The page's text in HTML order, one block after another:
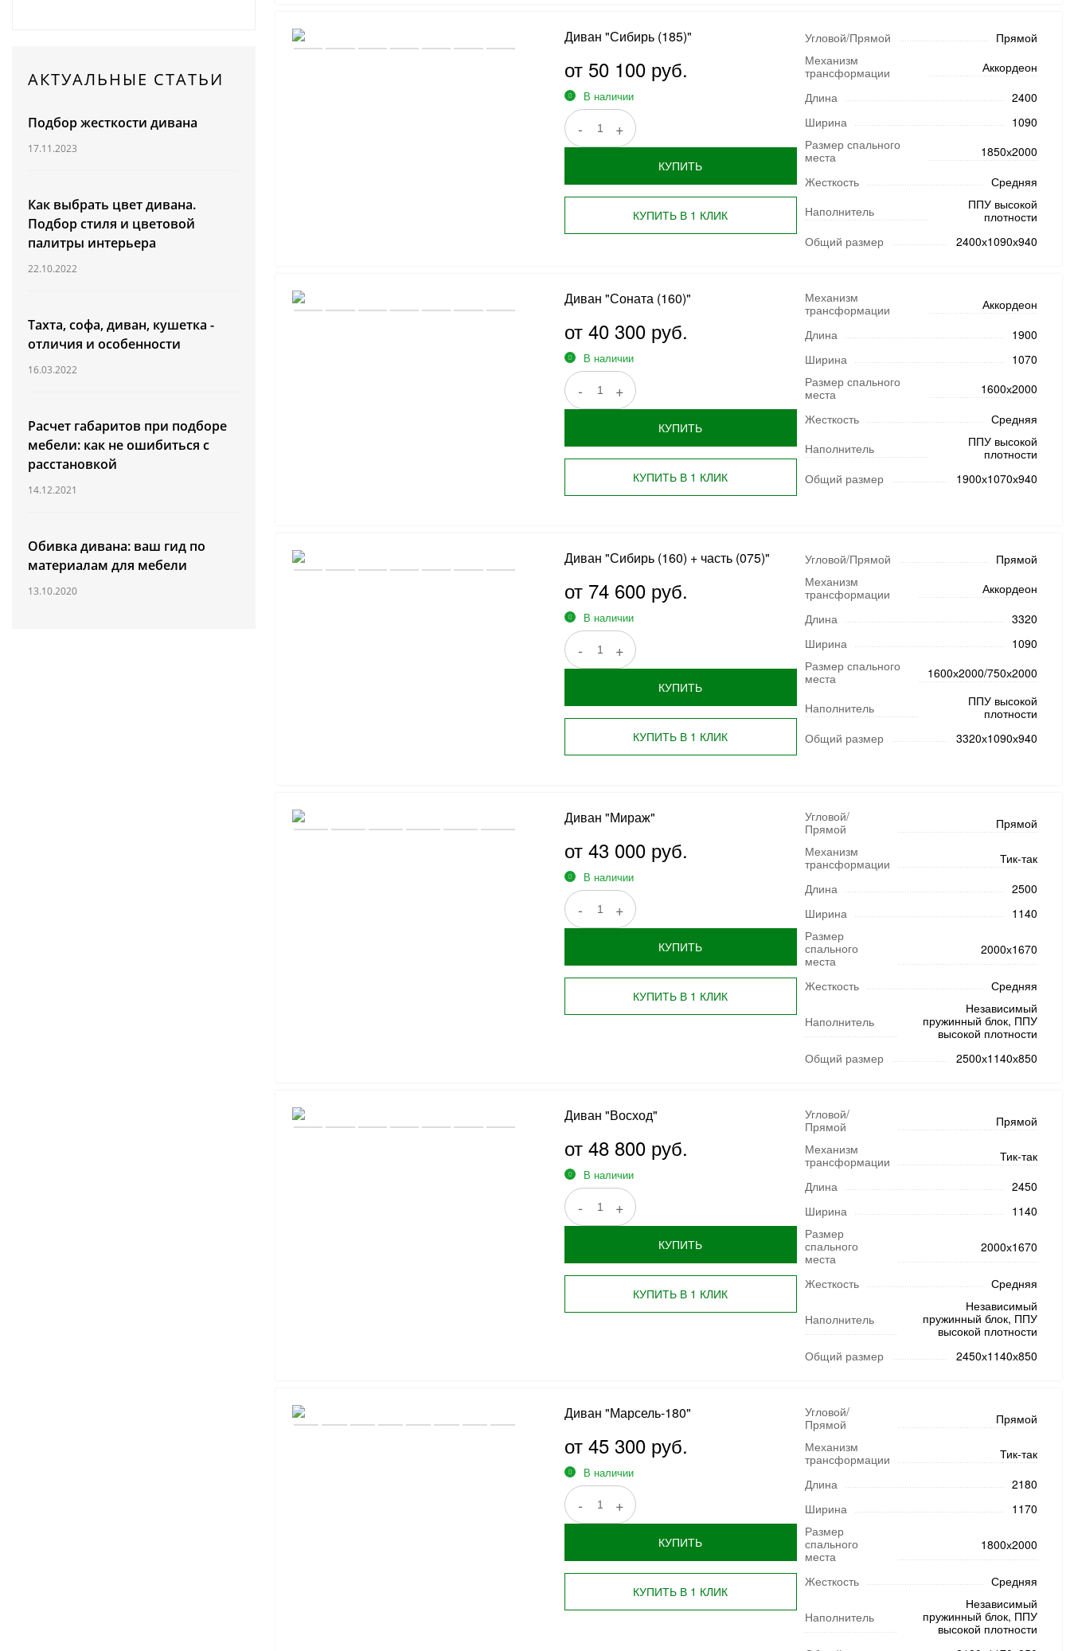
АКТУАЛЬНЫЕ СТАТЬИ
Подбор жесткости дивана
17.11.2023
Как выбрать цвет дивана.
Подбор стиля и цветовой
палитры интерьера
22.10.2022
Тахта, софа, диван, кушетка -
отличия и особенности
16.03.2022
Расчет габаритов при подборе
мебели: как не ошибиться с
расстановкой
14.12.2021
Обивка дивана: ваш гид по
материалам для мебели
13.10.2020
Диван "Сибирь (185)"
от 50 100 руб.
В наличии
- +
КУПИТЬ
КУПИТЬ В 1 КЛИК
Угловой/Прямой
Прямой
Механизм
трансформации
Аккордеон
Длина
2400
Ширина
1090
Размер спального
места
1850х2000
Жесткость
Средняя
Наполнитель
ППУ высокой
плотности
Общий размер
2400х1090х940
Диван "Соната (160)"
от 40 300 руб.
В наличии
- +
КУПИТЬ
КУПИТЬ В 1 КЛИК
Механизм
трансформации
Аккордеон
Длина
1900
Ширина
1070
Размер спального
места
1600х2000
Жесткость
Средняя
Наполнитель
ППУ высокой
плотности
Общий размер
1900х1070х940
Диван "Сибирь (160) + часть (075)"
от 74 600 руб.
В наличии
- +
КУПИТЬ
КУПИТЬ В 1 КЛИК
Угловой/Прямой
Прямой
Механизм
трансформации
Аккордеон
Длина
3320
Ширина
1090
Размер спального
места
1600х2000/750х2000
Наполнитель
ППУ высокой
плотности
Общий размер
3320х1090х940
Диван "Мираж"
от 43 000 руб.
В наличии
- +
КУПИТЬ
КУПИТЬ В 1 КЛИК
Угловой/
Прямой
Прямой
Механизм
трансформации
Тик-так
Длина
2500
Ширина
1140
Размер
спального
места
2000х1670
Жесткость Средняя
Наполнитель
Независимый
пружинный блок, ППУ
высокой плотности
Общий размер
2500х1140х850
Диван "Восход"
от 48 800 руб.
В наличии
- +
КУПИТЬ
КУПИТЬ В 1 КЛИК
Угловой/
Прямой
Прямой
Механизм
трансформации
Тик-так
Длина
2450
Ширина
1140
Размер
спального
места
2000х1670
Жесткость Средняя
Наполнитель
Независимый
пружинный блок, ППУ
высокой плотности
Общий размер
2450х1140х850
Диван "Марсель-180"
от 45 300 руб.
В наличии
- +
КУПИТЬ
КУПИТЬ В 1 КЛИК
Угловой/
Прямой
Прямой
Механизм
трансформации
Тик-так
Длина
2180
Ширина
1170
Размер
спального
места
1800х2000
Жесткость Средняя
Наполнитель
Независимый
пружинный блок, ППУ
высокой плотности